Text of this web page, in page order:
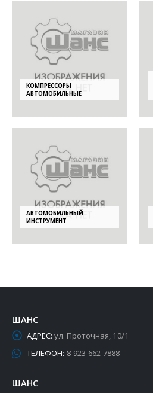
КОМПРЕССОРЫ
АВТОМОБИЛЬНЫЕ
АВТОМОБИЛЬНЫЙ
ИНСТРУМЕНТ
ШАНС
АДРЕС: ул. Проточная, 10/1
ТЕЛЕФОН: 8-923-662-7888
ШАНС